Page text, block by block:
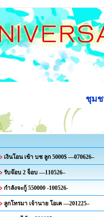
ชุมช
เงินโอน เข้า บช ลูก 5000$ —070626–
รับจ๊อบ 2 จ็อบ —110526–
กำลังจะกู้ 550000 -100526-
ลูกโทรมา เจ้านาย โอเค —201225–